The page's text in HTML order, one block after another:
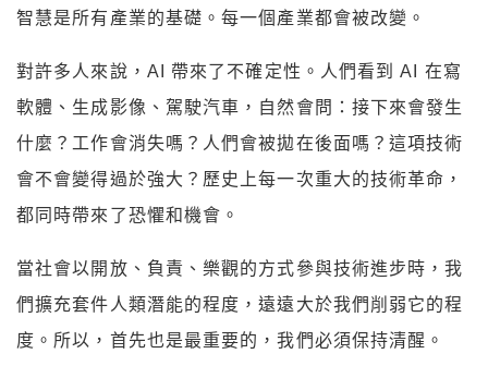
智慧是所有產業的基礎。每一個產業都會被改變。
對許多人來說，AI 帶來了不確定性。人們看到 AI 在寫
軟體、生成影像、駕駛汽車，自然會問：接下來會發生
什麼？工作會消失嗎？人們會被拋在後面嗎？這項技術
會不會變得過於強大？歷史上每一次重大的技術革命，
都同時帶來了恐懼和機會。
當社會以開放、負責、樂觀的方式參與技術進步時，我
們擴充套件人類潛能的程度，遠遠大於我們削弱它的程
度。所以，首先也是最重要的，我們必須保持清醒。